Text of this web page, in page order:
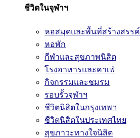
ชีวิตในจุฬาฯ
หอสมุดและพื้นที่สร้างสรรค์
หอพัก
กีฬาและสุขภาพนิสิต
โรงอาหารและคาเฟ่
กิจกรรมและชมรม
รอบรั้วจุฬาฯ
ชีวิตนิสิตในกรุงเทพฯ
ชีวิตนิสิตในประเทศไทย
สุขภาวะทางใจนิสิต